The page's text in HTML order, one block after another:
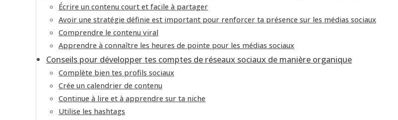
Écrire un contenu court et facile à partager
Avoir une stratégie définie est important pour renforcer ta présence sur les médias sociaux
Comprendre le contenu viral
Apprendre à connaître les heures de pointe pour les médias sociaux
Conseils pour développer tes comptes de réseaux sociaux de manière organique
Complète bien tes profils sociaux
Crée un calendrier de contenu
Continue à lire et à apprendre sur ta niche
Utilise les hashtags